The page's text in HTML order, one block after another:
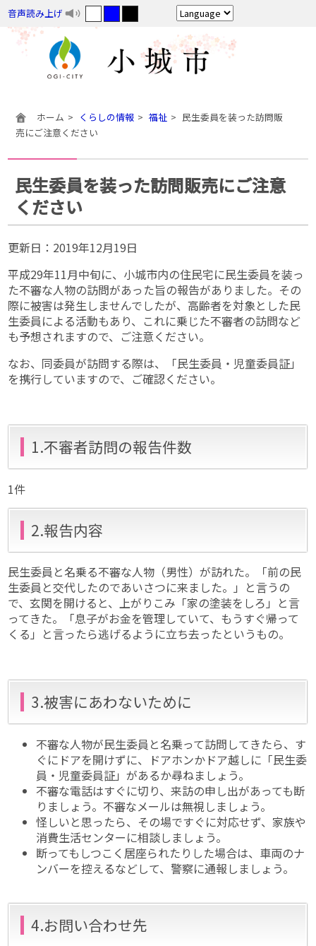
音声読み上げ
ホーム くらしの情報 福祉
民生委員を装った訪問販
売にご注意ください
民生委員を装った訪問販売にご注意
ください
更新日： 2019年12月19日
平成29年11月中旬に、小城市内の住民宅に民生委員を装っ
た不審な人物の訪問があった旨の報告がありました。その
際に被害は発生しませんでしたが、高齢者を対象とした民
生委員による活動もあり、これに乗じた不審者の訪問など
も予想されますので、ご注意ください。
なお、同委員が訪問する際は、「民生委員・児童委員証」
を携行していますので、ご確認ください。
1.不審者訪問の報告件数
1件
2.報告内容
民生委員と名乗る不審な人物（男性）が訪れた。「前の民
生委員と交代したのであいさつに来ました。」と言うの
で、玄関を開けると、上がりこみ「家の塗装をしろ」と言
ってきた。「息子がお金を管理していて、もうすぐ帰って
くる」と言ったら逃げるように立ち去ったというもの。
3.被害にあわないために
不審な人物が民生委員と名乗って訪問してきたら、す
ぐにドアを開けずに、ドアホンかドア越しに「民生委
員・児童委員証」があるか尋ねましょう。
不審な電話はすぐに切り、来訪の申し出があっても断
りましょう。不審なメールは無視しましょう。
怪しいと思ったら、その場ですぐに対応せず、家族や
消費生活センターに相談しましょう。
断ってもしつこく居座られたりした場合は、車両のナ
ンバーを控えるなどして、警察に通報しましょう。
4.お問い合わせ先